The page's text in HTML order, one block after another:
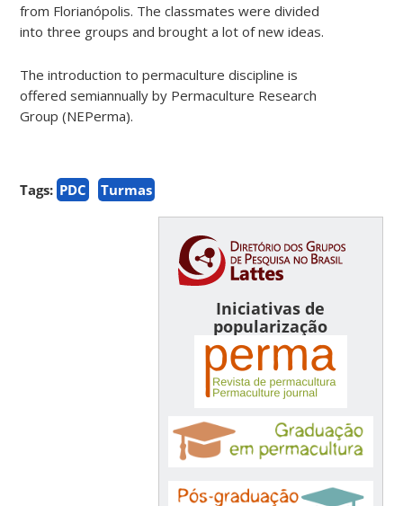
from Florianópolis. The classmates were divided
into three groups and brought a lot of new ideas.
The introduction to permaculture discipline is
offeredsemiannually by Permaculture Research
Group (NEPerma).
Tags: PDC Turmas
Iniciativas de
popularização